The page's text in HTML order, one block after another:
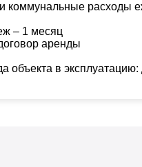
коммунальные расходы
– 1 месяц
аренды
объекта в эксплуатацию: